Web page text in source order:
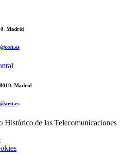
Madrid
Madrid
Histórico de las Telecomunicaciones